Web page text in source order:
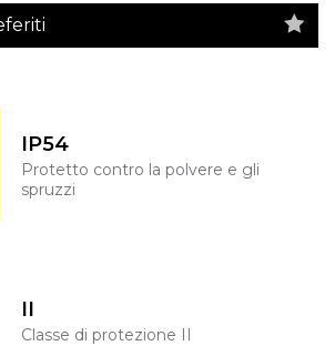
IP54
Protetto contro la polvere e gli
spruzzi
II
Classe di protezione II